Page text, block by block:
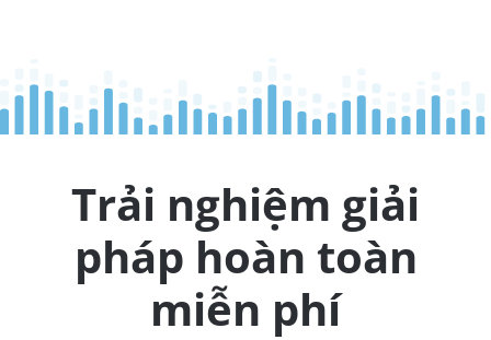
Trải nghiệm giải
pháp hoàn toàn
miễn phí